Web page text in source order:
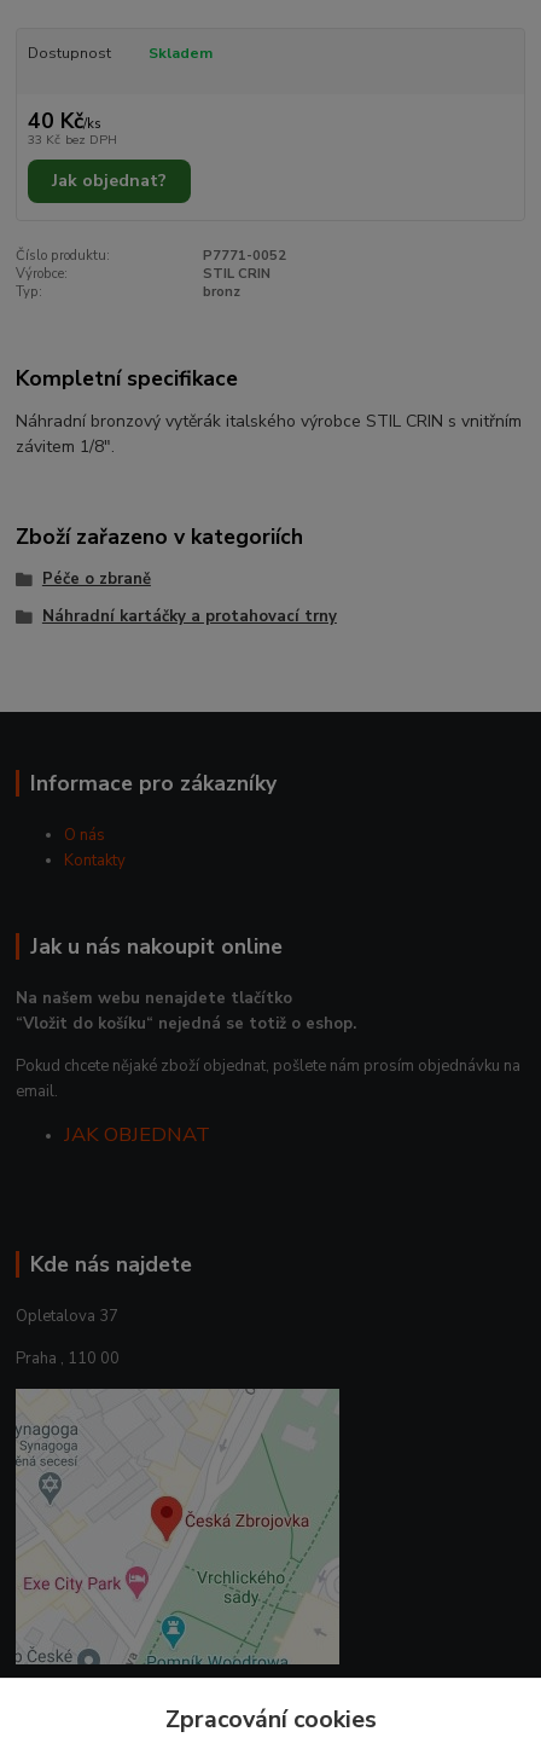
Dostupnost Skladem
40 Kč/ks
33 Kč bez DPH
Jak objednat?
Číslo produktu:
P7771-0052
Výrobce:
STIL CRIN
Typ:
bronz
Kompletní specifikace
Náhradní bronzový vytěrák italského výrobce STIL CRIN s vnitřním
závitem 1/8".
Zboží zařazeno v kategoriích
Péče o zbraně
Náhradní kartáčky a protahovací trny
Informace pro zákazníky
O nás
Kontakty
Jak u nás nakoupit online
Na našem webu nenajdete tlačítko
“Vložit do košíku“ nejedná se totiž o eshop.
Pokud chcete nějaké zboží objednat, pošlete nám prosím objednávku na
email.
JAK OBJEDNAT
Kde nás najdete
Opletalova 37
Praha , 110 00
Zpracování cookies